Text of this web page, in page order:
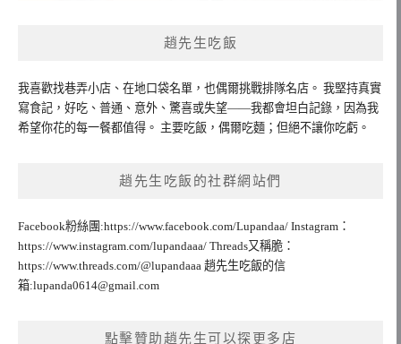
趙先生吃飯
我喜歡找巷弄小店、在地口袋名單，也偶爾挑戰排隊名店。 我堅持真實
寫食記，好吃、普通、意外、驚喜或失望——我都會坦白記錄，因為我
希望你花的每一餐都值得。 主要吃飯，偶爾吃麵；但絕不讓你吃虧。
趙先生吃飯的社群網站們
Facebook粉絲團:https://www.facebook.com/Lupandaa/ Instagram：
https://www.instagram.com/lupandaaa/ Threads又稱脆：
https://www.threads.com/@lupandaaa 趙先生吃飯的信
箱:lupanda0614@gmail.com
點擊贊助趙先生可以探更多店